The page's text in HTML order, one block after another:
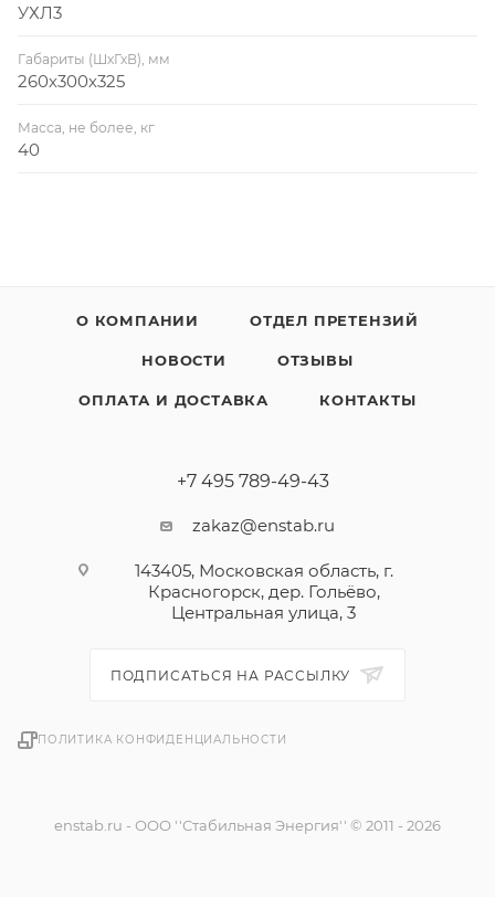
УХЛ3
Габариты (ШхГхВ), мм
260х300х325
Масса, не более, кг
40
О КОМПАНИИ ОТДЕЛ ПРЕТЕНЗИЙ
НОВОСТИ ОТЗЫВЫ
ОПЛАТА И ДОСТАВКА КОНТАКТЫ
+7 495 789-49-43
zakaz@enstab.ru
143405, Московская область, г.
Красногорск, дер. Гольёво,
Центральная улица, 3
ПОДПИСАТЬСЯ НА РАССЫЛКУ
ПОЛИТИКА КОНФИДЕНЦИАЛЬНОСТИ
enstab.ru - ООО ''Стабильная Энергия'' © 2011 - 2026